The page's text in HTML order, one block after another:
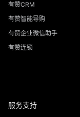
有赞CRM
有赞智能导购
有赞企业微信助手
有赞连锁
服务支持